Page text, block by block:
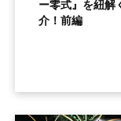
ー零式』を紐解
介！前編